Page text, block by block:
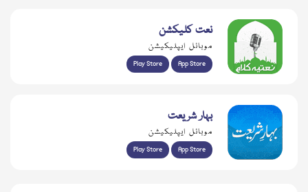
نعت کلیکشن
موبائل ایپلیکیشن
Play Store App Store
بہار شریعت
موبائل ایپلیکیشن
Play Store App Store